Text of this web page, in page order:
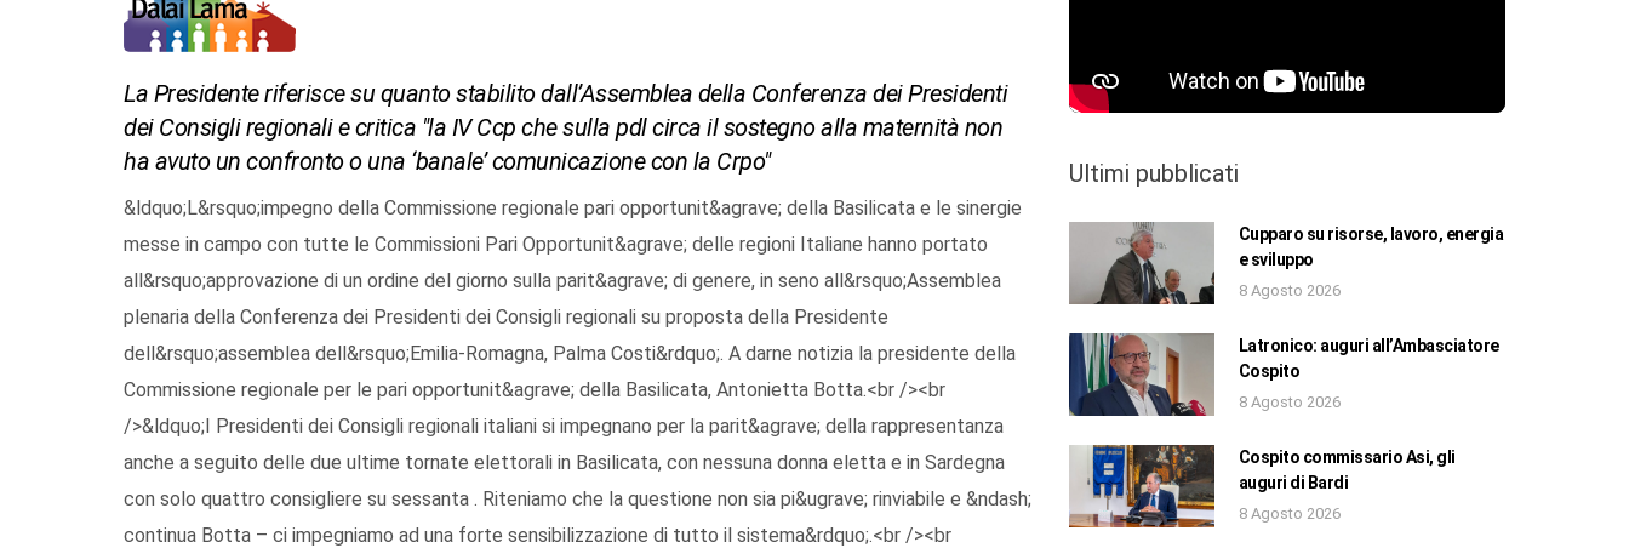
La Presidente riferisce su quanto stabilito dall’Assemblea della Conferenza dei Presidenti
dei Consigli regionali e critica "la IV Ccp che sulla pdl circa il sostegno alla maternità non
ha avuto un confronto o una ‘banale’ comunicazione con la Crpo"
&ldquo;L&rsquo;impegno della Commissione regionale pari opportunit&agrave; della Basilicata e le sinergie
messe in campo con tutte le Commissioni Pari Opportunit&agrave; delle regioni Italiane hanno portato
all&rsquo;approvazione di un ordine del giorno sulla parit&agrave; di genere, in seno all&rsquo;Assemblea
plenaria della Conferenza dei Presidenti dei Consigli regionali su proposta della Presidente
dell&rsquo;assemblea dell&rsquo;Emilia-Romagna, Palma Costi&rdquo;. A darne notizia la presidente della
Commissione regionale per le pari opportunit&agrave; della Basilicata, Antonietta Botta.<br /><br
/>&ldquo;I Presidenti dei Consigli regionali italiani si impegnano per la parit&agrave; della rappresentanza
anche a seguito delle due ultime tornate elettorali in Basilicata, con nessuna donna eletta e in Sardegna
con solo quattro consigliere su sessanta . Riteniamo che la questione non sia pi&ugrave; rinviabile e &ndash;
continua Botta – ci impegniamo ad una forte sensibilizzazione di tutto il sistema&rdquo;.<br /><br
Ultimi pubblicati
Cupparo su risorse, lavoro, energia
e sviluppo
8 Agosto 2026
Latronico: auguri all’Ambasciatore
Cospito
8 Agosto 2026
Cospito commissario Asi, gli
auguri di Bardi
8 Agosto 2026